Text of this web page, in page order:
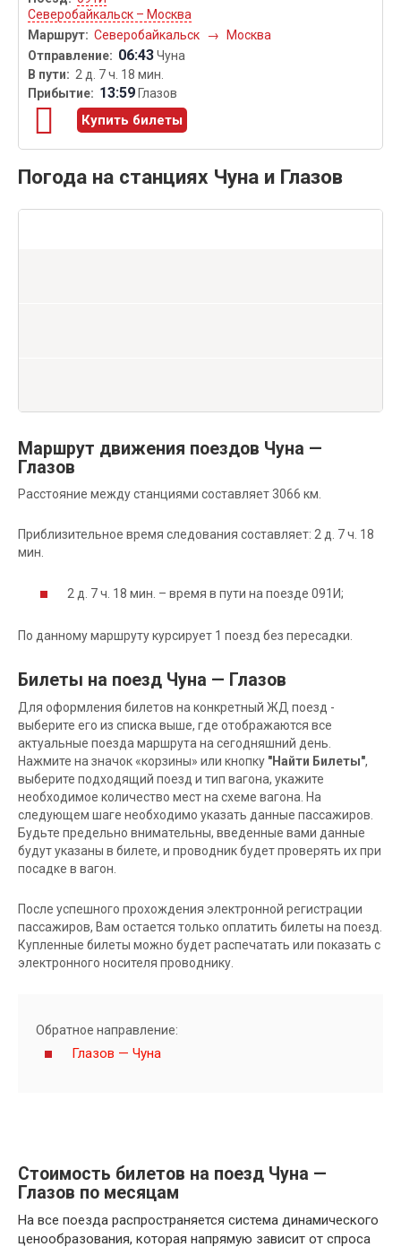
Северобайкальск – Москва
Северобайкальск
→ Москва
06:43Чуна
2 д. 7 ч. 18 мин.
13:59 Глазов
Купить билеты
Погода на станциях Чуна и Глазов
Маршрут движения поездов Чуна —
Глазов
Расстояние между станциями составляет 3066 км.
Приблизительное время следования составляет: 2 д. 7 ч. 18
мин.
2 д. 7 ч. 18 мин. – время в пути на поезде 091И;
По данному маршруту курсирует 1 поезд без пересадки.
Билеты на поезд Чуна — Глазов
Для оформления билетов на конкретный ЖД поезд -
выберите его из списка выше, где отображаются все
актуальные поезда маршрута на сегодняшний день.
Нажмите на значок «корзины» или кнопку "Найти Билеты",
выберите подходящий поезд и тип вагона, укажите
необходимое количество мест на схеме вагона. На
следующем шаге необходимо указать данные пассажиров.
Будьте предельно внимательны, введенные вами данные
будут указаны в билете, и проводник будет проверять их при
посадке в вагон.
После успешного прохождения электронной регистрации
пассажиров, Вам остается только оплатить билеты на поезд.
Купленные билеты можно будет распечатать или показать с
электронного носителя проводнику.
Обратное направление:
Глазов — Чуна
Стоимость билетов на поезд Чуна —
Глазов по месяцам
На все поезда распространяется система динамического
ценообразования, которая напрямую зависит от спроса